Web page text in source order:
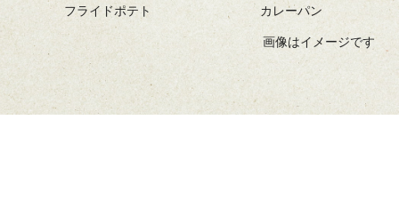
フライドポテト カレーパン